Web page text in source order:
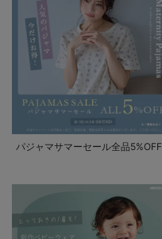
パジャマサマーセール全品5%OFF